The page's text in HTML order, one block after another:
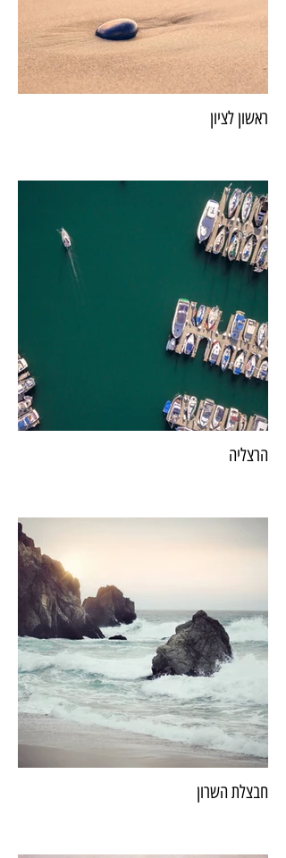
ראשון לציון
הרצליה
חבצלת השרון